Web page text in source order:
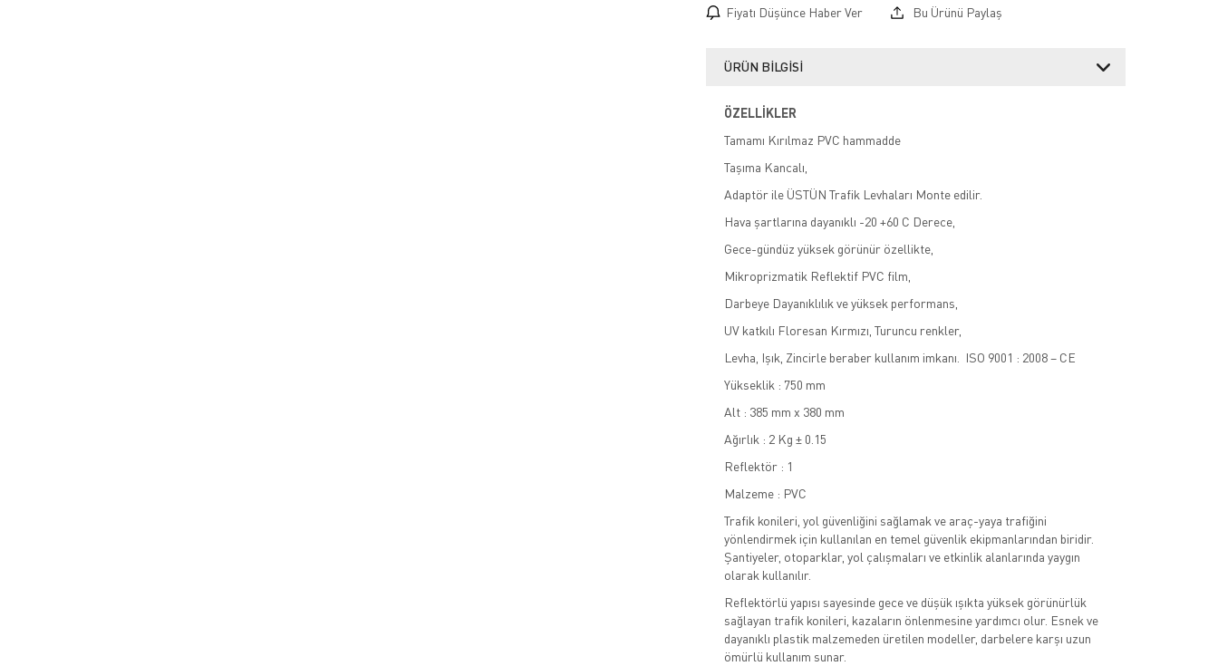
Fiyatı Düşünce Haber Ver Bu Ürünü Paylaş
ÜRÜN BILGISI
ÖZELLİKLER
Tamamı Kırılmaz PVC hammadde
Taşıma Kancalı,
Adaptör ile ÜSTÜN Trafik Levhaları Monte edilir.
Hava şartlarına dayanıklı -20 +60 C Derece,
Gece-gündüz yüksek görünür özellikte,
Mikroprizmatik Reflektif PVC film,
Darbeye Dayanıklılık ve yüksek performans,
UV katkılı Floresan Kırmızı, Turuncu renkler,
Levha, Işık, Zincirle beraber kullanım imkanı. ISO 9001 : 2008 – CE
Yükseklik : 750 mm
Alt : 385 mm x 380 mm
Ağırlık : 2 Kg ± 0.15
Reflektör : 1
Malzeme : PVC
Trafik konileri, yol güvenliğini sağlamak ve araç-yaya trafiğini
yönlendirmek için kullanılan en temel güvenlik ekipmanlarından biridir.
Şantiyeler, otoparklar, yol çalışmaları ve etkinlik alanlarında yaygın
olarak kullanılır.
Reflektörlü yapısı sayesinde gece ve düşük ışıkta yüksek görünürlük
sağlayan trafik konileri, kazaların önlenmesine yardımcı olur. Esnek ve
dayanıklı plastik malzemeden üretilen modeller, darbelere karşı uzun
ömürlü kullanım sunar.